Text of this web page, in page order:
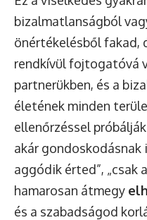
bizalmatlanságból
önértékelésből fakad,
rendkívül fojtogatóvá
partnerükben, és a
életének minden
ellenőrzéssel
akár gondoskodásnak
aggódik érted”, „csak
hamarosan átmegy
és a szabadságod